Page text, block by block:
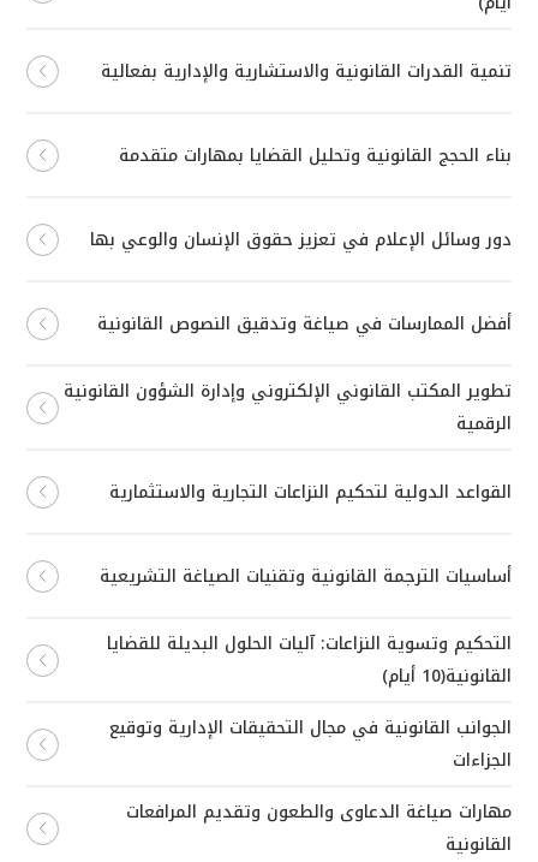
تنمية القدرات القانونية والاستشارية والإدارية بفعالية
بناء الحجج القانونية وتحليل القضايا بمهارات متقدمة
دور وسائل الإعلام في تعزيز حقوق الإنسان والوعي بها
أفضل الممارسات في صياغة وتدقيق النصوص القانونية
تطوير المكتب القانوني الإلكتروني وإدارة الشؤون القانونية
الرقمية
القواعد الدولية لتحكيم النزاعات التجارية والاستثمارية
أساسيات الترجمة القانونية وتقنيات الصياغة التشريعية
التحكيم وتسوية النزاعات: آليات الحلول البديلة للقضايا
القانونية(10 أيام)
الجوانب القانونية في مجال التحقيقات الإدارية وتوقيع
الجزاءات
مهارات صياغة الدعاوى والطعون وتقديم المرافعات
القانونية